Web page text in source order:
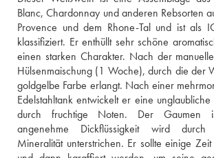
Blanc, Chardonnay und anderen Rebsorten
Provence und dem Rhone-Tal und ist als
klassifiziert. Er enthüllt sehr schöne
einen starken Charakter. Nach der
Hülsenmaischung (1 Woche), durch die der
goldgelbe Farbe erlangt. Nach einer
Edelstahltank entwickelt er eine
durch fruchtige Noten. Der Gaumen
angenehme Dickflüssigkeit wird
Mineralität unterstrichen. Er sollte einige